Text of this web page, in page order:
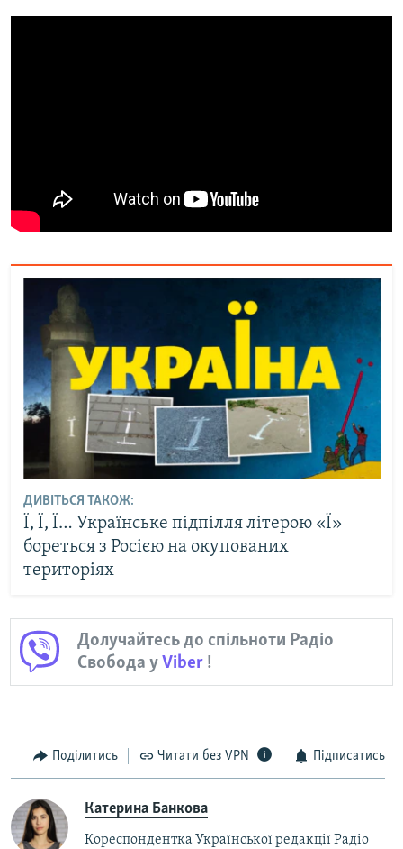
ДИВІТЬСЯ ТАКОЖ:
Ї, Ї, Ї… Українське підпілля літерою «Ї»
бореться з Росією на окупованих
територіях
Долучайтесь до спільноти Радіо
Свобода уViber !
Поділитись Читати без VPN Підписатись
Катерина Банкова
Кореспондентка Української редакції Радіо